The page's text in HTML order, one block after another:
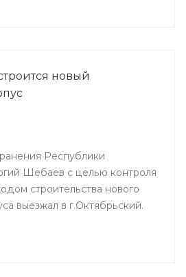
донорства и
новый
Республики
Шебаев с целью контроля
строительства нового
выезжал в г.Октябрьский.